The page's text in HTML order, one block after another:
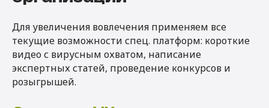
Для увеличения вовлечения применяем все
текущие возможности спец. платформ: короткие
видео с вирусным охватом, написание
экспертных статей, проведение конкурсов и
розыгрышей.